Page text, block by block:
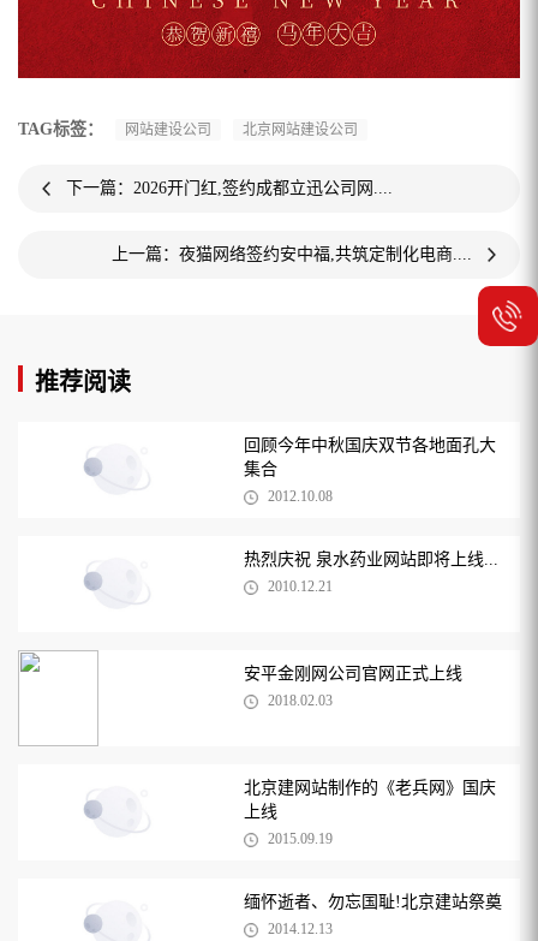
TAG标签： 网站建设公司 北京网站建设公司
下一篇：2026开门红,签约成都立迅公司网....
上一篇：夜猫网络签约安中福,共筑定制化电商....
推荐阅读
回顾今年中秋国庆双节各地面孔大
集合
2012.10.08
热烈庆祝 泉水药业网站即将上线...
2010.12.21
安平金刚网公司官网正式上线
2018.02.03
北京建网站制作的《老兵网》国庆
上线
2015.09.19
缅怀逝者、勿忘国耻!北京建站祭奠
2014.12.13